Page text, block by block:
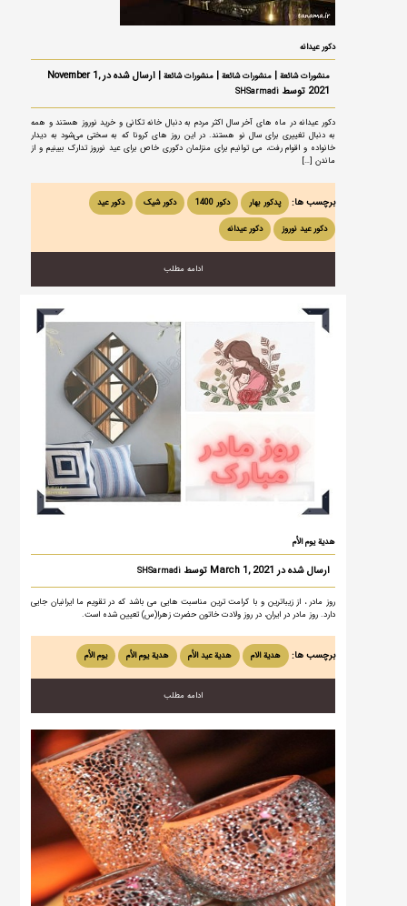
دکور عیدانه
منشورات شائعة |منشورات شائعة |منشورات شائعة
| ارسال شده در November 1,
2021 توسط
SHSarmadi
دکور عیدانه در ماه های آخر سال اکثر مردم به دنبال خانه تکانی و خرید نوروز هستند و همه
به دنبال تغییری برای سال نو هستند. در این روز های کرونا که به سختی می‌شود به دیدار
خانواده و اقوام رفت، می توانیم برای منزلمان دکوری خاص برای عید نوروز تدارک ببینیم و از
ماندن […]
برچسب ها: پدکور بهار دکور 1400 دکور شیک دکور عید
دکور عید نوروز دکور عیدانه
ادامه مطلب
هدية یوم الأم
ارسال شده در March 1, 2021 توسط SHSarmadi
روز مادر ، از زیباترین و با کرامت ترین مناسبت هایی می باشد که در تقویم ما ایرانیان جایی
دارد. روز مادر در ایران، در روز ولادت خاتون حضرت زهرا(س) تعیین شده است.
برچسب ها: هدية الام هدية عید الأم هدية یوم الأم یوم الأم
ادامه مطلب